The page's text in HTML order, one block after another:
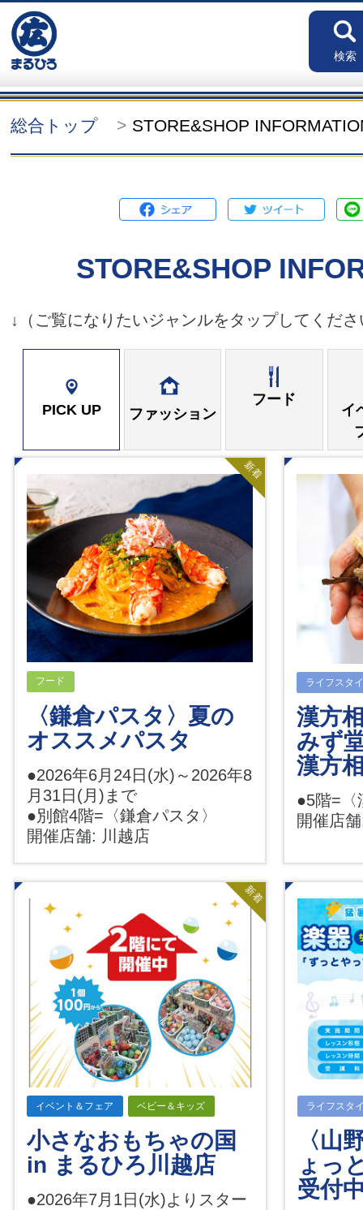
検索
総合トップ STORE&SHOP
STORE&SHOP
↓（ご覧になりたいジャンルをタップしてくださ
PICK UP ファッション
フード
イ
新着
フード
〈鎌倉パスタ〉夏の
オススメパスタ
●2026年6月24日(水)～2026年8
月31日(月)まで
●別館4階=〈鎌倉パスタ〉
開催店舗: 川越店
ライフスタ
漢方
みず
漢方
●5階=
開催店
新着
イベント＆フェア ベビー＆キッズ
小さなおもちゃの国
in まるひろ川越店
●2026年7月1日(水)よりスター
ライフスタ
〈山
ょっ
受付